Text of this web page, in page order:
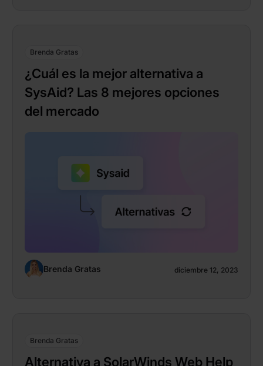
Brenda Gratas
¿Cuál es la mejor alternativa a
SysAid? Las 8 mejores opciones
del mercado
Brenda Gratas diciembre 12, 2023
Brenda Gratas
Alternativa a SolarWinds Web Help